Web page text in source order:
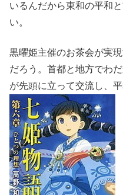
いるんだから東和の平和
い。
黒曜姫主催のお茶会が実
だろう。首都と地方でわ
が先頭に立って交流し、